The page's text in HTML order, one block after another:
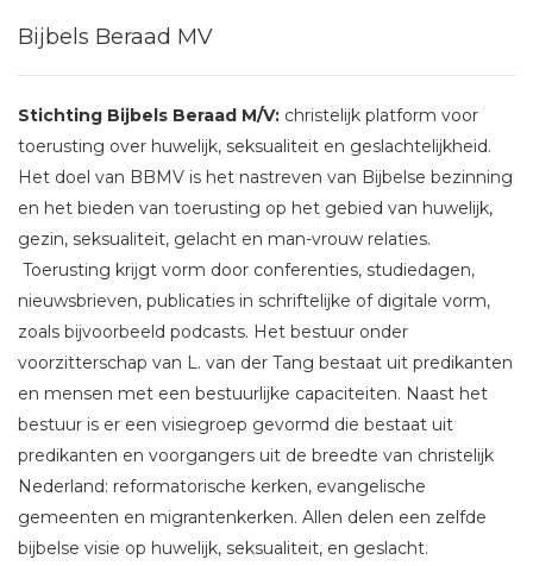
Bijbels Beraad MV
Stichting Bijbels Beraad M/V: christelijk platform voor
toerusting over huwelijk, seksualiteit en geslachtelijkheid.
Het doel van BBMV is het nastreven van Bijbelse bezinning
en het bieden van toerusting op het gebied van huwelijk,
gezin, seksualiteit, gelacht en man-vrouw relaties.
Toerusting krijgt vorm door conferenties, studiedagen,
nieuwsbrieven, publicaties in schriftelijke of digitale vorm,
zoals bijvoorbeeld podcasts. Het bestuur onder
voorzitterschap van L. van der Tang bestaat uit predikanten
en mensen met een bestuurlijke capaciteiten. Naast het
bestuur is er een visiegroep gevormd die bestaat uit
predikanten en voorgangers uit de breedte van christelijk
Nederland: reformatorische kerken, evangelische
gemeenten en migrantenkerken. Allen delen een zelfde
bijbelse visie op huwelijk, seksualiteit, en geslacht.